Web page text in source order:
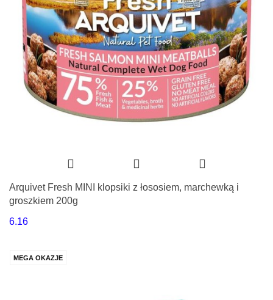
Arquivet Fresh MINI klopsiki z łososiem, marchewką i
groszkiem 200g
6.16
MEGA OKAZJE